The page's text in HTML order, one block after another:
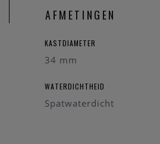
AFMETINGEN
KASTDIAMETER
34 mm
WATERDICHTHEID
Spatwaterdicht